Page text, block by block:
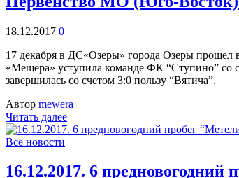
18.12.2017 0
17 декабря в ДС«Озеры» города Озеры
«Мещера» уступила команде ФК “Ступино” со
завершилась со счетом 3:0 пользу “Вятича”.
Автор mewera
Читать далее
Все новости
16.12.2017. 6 предновогодний